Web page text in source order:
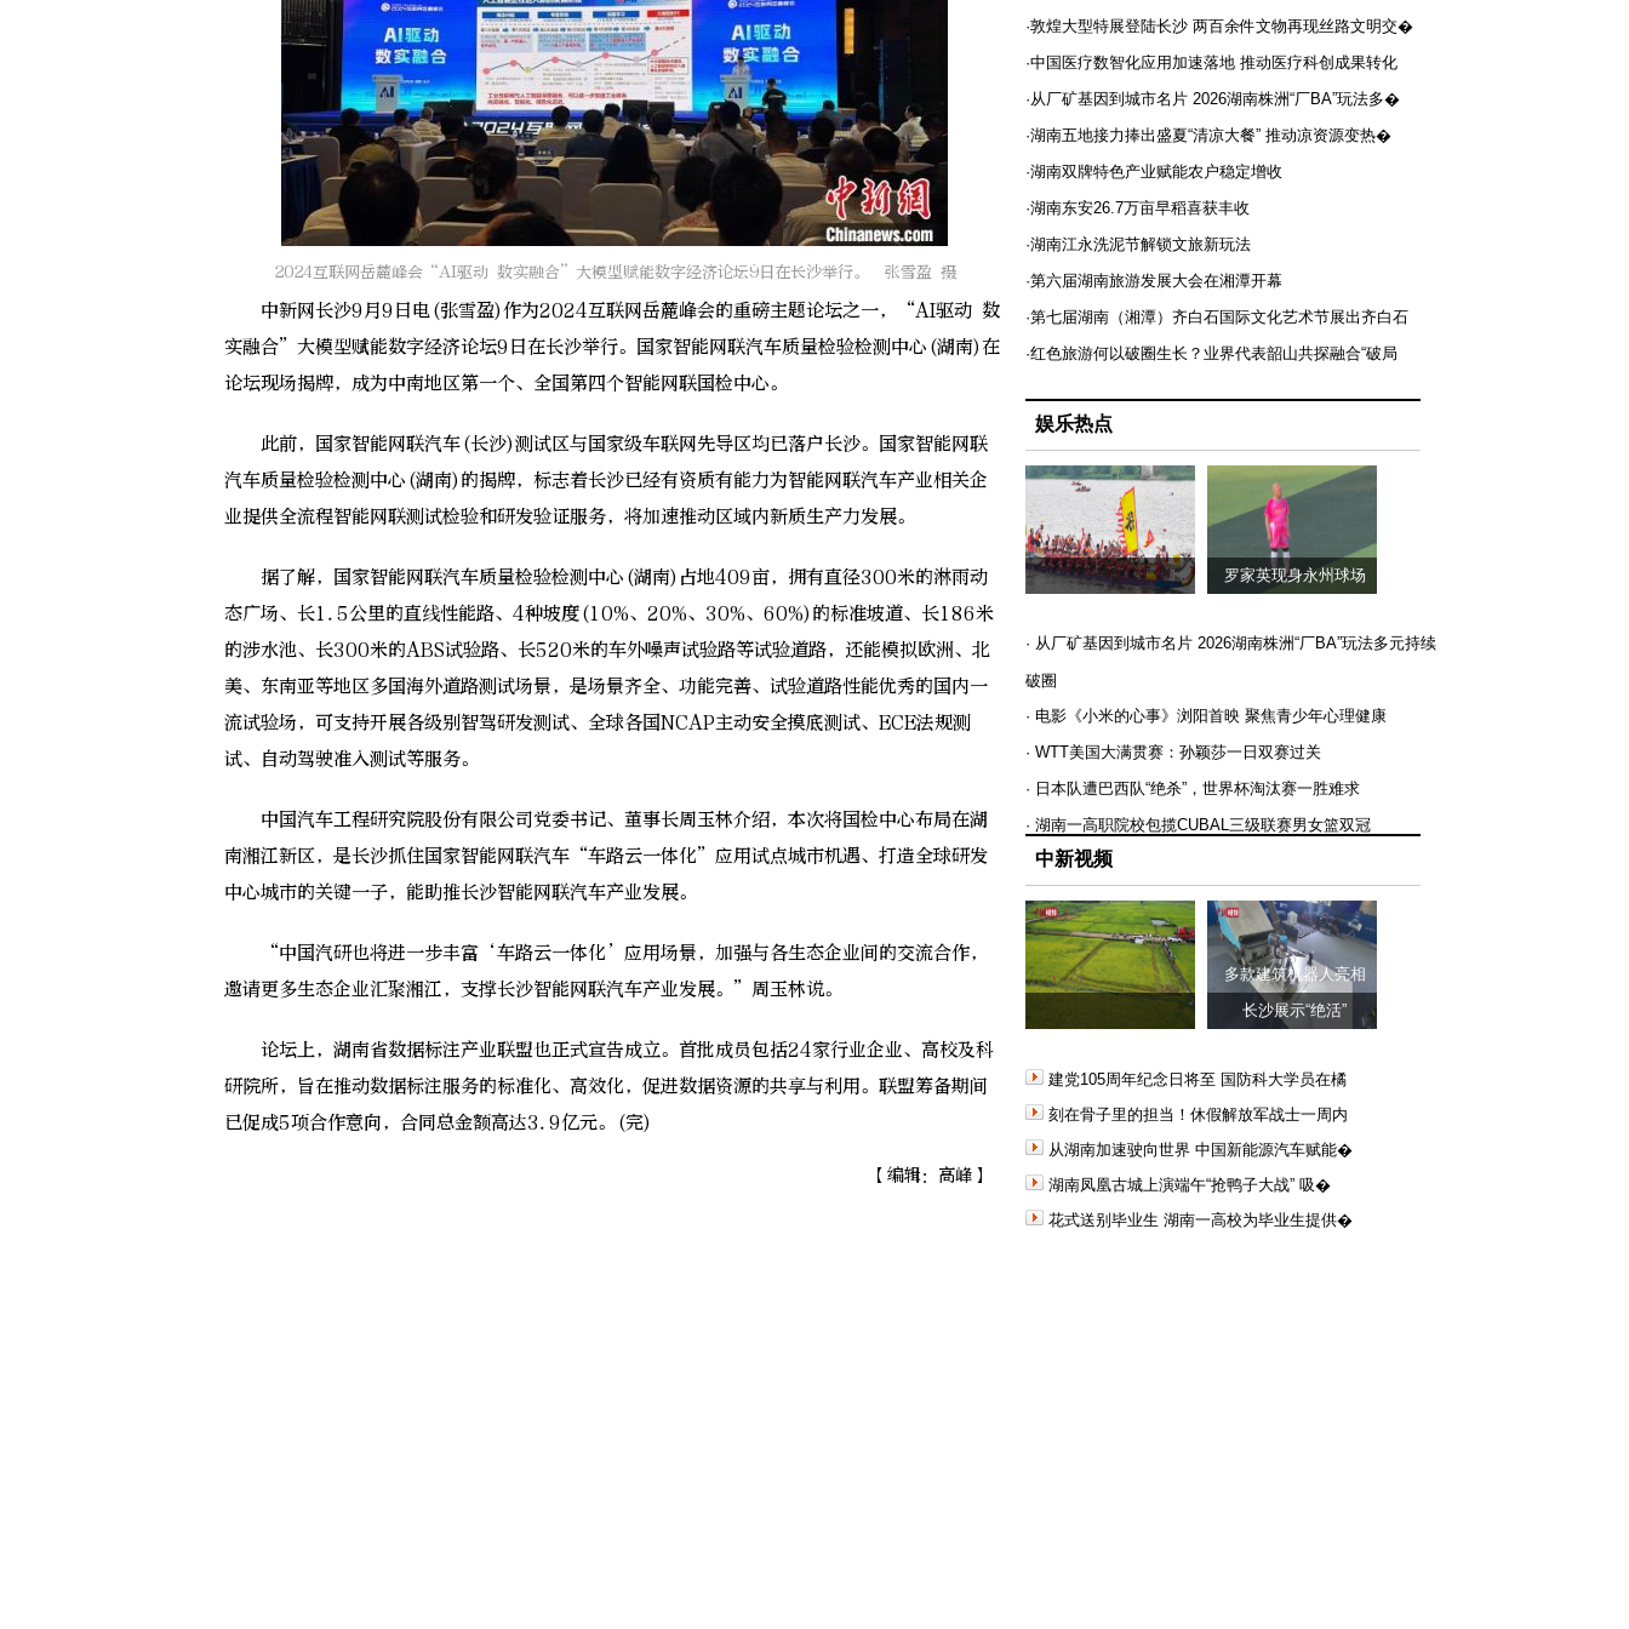
2024互联网岳麓峰会“AI驱动 数实融合”大模型赋能数字经济论坛9日在长沙举行。 张雪盈 摄
中新网长沙9月9日电(张雪盈)作为2024互联网岳麓峰会的重磅主题论坛之一，“AI驱动 数
实融合”大模型赋能数字经济论坛9日在长沙举行。国家智能网联汽车质量检验检测中心(湖南)在
论坛现场揭牌，成为中南地区第一个、全国第四个智能网联国检中心。
此前，国家智能网联汽车(长沙)测试区与国家级车联网先导区均已落户长沙。国家智能网联
汽车质量检验检测中心(湖南)的揭牌，标志着长沙已经有资质有能力为智能网联汽车产业相关企
业提供全流程智能网联测试检验和研发验证服务，将加速推动区域内新质生产力发展。
据了解，国家智能网联汽车质量检验检测中心(湖南)占地409亩，拥有直径300米的淋雨动
态广场、长1.5公里的直线性能路、4种坡度(10%、20%、30%、60%)的标准坡道、长186米
的涉水池、长300米的ABS试验路、长520米的车外噪声试验路等试验道路，还能模拟欧洲、北
美、东南亚等地区多国海外道路测试场景，是场景齐全、功能完善、试验道路性能优秀的国内一
流试验场，可支持开展各级别智驾研发测试、全球各国NCAP主动安全摸底测试、ECE法规测
试、自动驾驶准入测试等服务。
中国汽车工程研究院股份有限公司党委书记、董事长周玉林介绍，本次将国检中心布局在湖
南湘江新区，是长沙抓住国家智能网联汽车“车路云一体化”应用试点城市机遇、打造全球研发
中心城市的关键一子，能助推长沙智能网联汽车产业发展。
“中国汽研也将进一步丰富‘车路云一体化’应用场景，加强与各生态企业间的交流合作，
邀请更多生态企业汇聚湘江，支撑长沙智能网联汽车产业发展。”周玉林说。
论坛上，湖南省数据标注产业联盟也正式宣告成立。首批成员包括24家行业企业、高校及科
研院所，旨在推动数据标注服务的标准化、高效化，促进数据资源的共享与利用。联盟筹备期间
已促成5项合作意向，合同总金额高达3.9亿元。(完)
【编辑：高峰】
·敦煌大型特展登陆长沙 两百余件文物再现丝路文明交�
·中国医疗数智化应用加速落地 推动医疗科创成果转化
·从厂矿基因到城市名片 2026湖南株洲“厂BA”玩法多�
·湖南五地接力捧出盛夏“清凉大餐” 推动凉资源变热�
·湖南双牌特色产业赋能农户稳定增收
·湖南东安26.7万亩早稻喜获丰收
·湖南江永洗泥节解锁文旅新玩法
·第六届湖南旅游发展大会在湘潭开幕
·第七届湖南（湘潭）齐白石国际文化艺术节展出齐白石
·红色旅游何以破圈生长？业界代表韶山共探融合“破局
娱乐热点
罗家英现身永州球场
· 从厂矿基因到城市名片 2026湖南株洲“厂BA”玩法多元持续
破圈
· 电影《小米的心事》浏阳首映 聚焦青少年心理健康
· WTT美国大满贯赛：孙颖莎一日双赛过关
· 日本队遭巴西队“绝杀”，世界杯淘汰赛一胜难求
· 湖南一高职院校包揽CUBAL三级联赛男女篮双冠
中新视频
多款建筑机器人亮相
长沙展示“绝活”
建党105周年纪念日将至 国防科大学员在橘
刻在骨子里的担当！休假解放军战士一周内
从湖南加速驶向世界 中国新能源汽车赋能�
湖南凤凰古城上演端午“抢鸭子大战” 吸�
花式送别毕业生 湖南一高校为毕业生提供�